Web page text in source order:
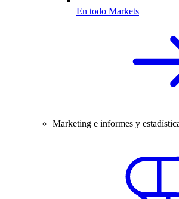
En todo Markets
Marketing e informes y